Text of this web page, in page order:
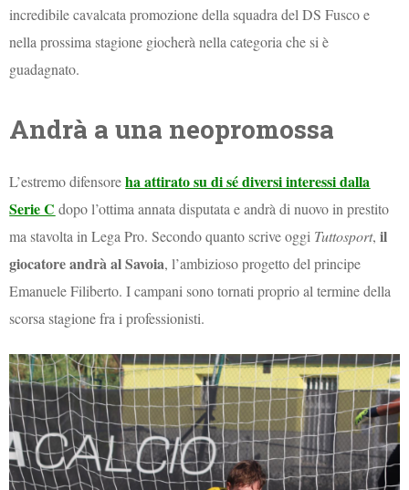
incredibile cavalcata promozione della squadra del DS Fusco e
nella prossima stagione giocherà nella categoria che si è
guadagnato.
Andrà a una neopromossa
L’estremo difensoreha attirato su di sé diversi interessi dalla
Serie C dopo l’ottima annata disputata e andrà di nuovo in prestito
ma stavolta in Lega Pro. Secondo quanto scrive oggi Tuttosport,il
giocatore andrà al Savoia, l’ambizioso progetto del principe
Emanuele Filiberto. I campani sono tornati proprio al termine della
scorsa stagione fra i professionisti.